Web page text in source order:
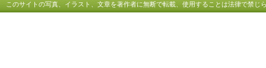
このサイトの写真、イラスト、文章を著作者に無断で転載、使用することは法律で禁じ